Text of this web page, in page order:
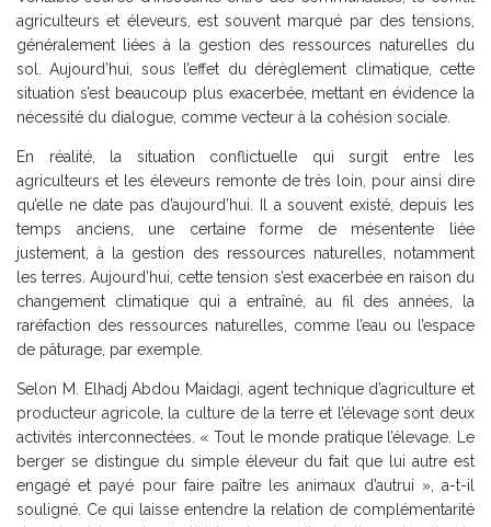
agriculteurs et éleveurs, est souvent marqué par des tensions,
généralement liées à la gestion des ressources naturelles du
sol. Aujourd’hui, sous l’effet du dérèglement climatique, cette
situation s’est beaucoup plus exacerbée, mettant en évidence la
nécessité du dialogue, comme vecteur à la cohésion sociale.
En réalité, la situation conflictuelle qui surgit entre les
agriculteurs et les éleveurs remonte de très loin, pour ainsi dire
qu’elle ne date pas d’aujourd’hui. Il a souvent existé, depuis les
temps anciens, une certaine forme de mésentente liée
justement, à la gestion des ressources naturelles, notamment
les terres. Aujourd’hui, cette tension s’est exacerbée en raison du
changement climatique qui a entraîné, au fil des années, la
raréfaction des ressources naturelles, comme l’eau ou l’espace
de pâturage, par exemple.
Selon M. Elhadj Abdou Maidagi, agent technique d’agriculture et
producteur agricole, la culture de la terre et l’élevage sont deux
activités interconnectées. « Tout le monde pratique l’élevage. Le
berger se distingue du simple éleveur du fait que lui autre est
engagé et payé pour faire paître les animaux d’autrui », a-t-il
souligné. Ce qui laisse entendre la relation de complémentarité